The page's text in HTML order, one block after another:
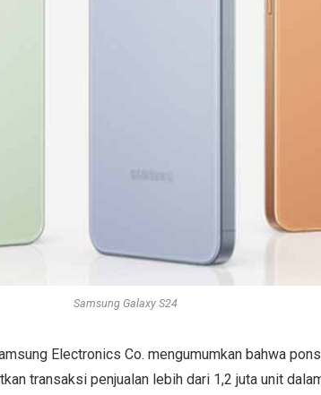
Samsung Galaxy S24
Electronics Co. mengumumkan bahwa
transaksi penjualan lebih dari 1,2 juta unit